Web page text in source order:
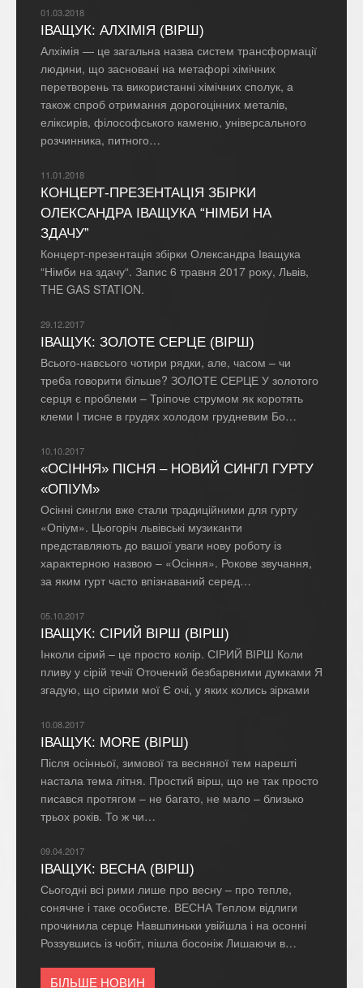
01.03.2018
ІВАЩУК: АЛХІМІЯ (ВІРШ)
Алхімія — це загальна назва систем трансформації
людини, що засновані на метафорі хімічних
перетворень та використанні хімічних сполук, а
також спроб отримання дорогоцінних металів,
еліксирів, філософського каменю, універсального
розчинника, питного…
11.01.2018
КОНЦЕРТ-ПРЕЗЕНТАЦІЯ ЗБІРКИ
ОЛЕКСАНДРА ІВАЩУКА “НІМБИ НА
ЗДАЧУ”
Концерт-презентація збірки Олександра Іващука
“Німби на здачу“. Запис 6 травня 2017 року, Львів,
THE GAS STATION​.
29.12.2017
ІВАЩУК: ЗОЛОТЕ СЕРЦЕ (ВІРШ)
Всього-навсього чотири рядки, але, часом – чи
треба говорити більше? ЗОЛОТЕ СЕРЦЕ У золотого
серця є проблеми – Тріпоче струмом як коротять
клеми І тисне в грудях холодом грудневим Бо…
10.10.2017
«ОСІННЯ» ПІСНЯ – НОВИЙ СИНГЛ ГУРТУ
«ОПІУМ»
Осінні сингли вже стали традиційними для гурту
«Опіум». Цьогоріч львівські музиканти
представляють до вашої уваги нову роботу із
характерною назвою – «Осіння». Рокове звучання,
за яким гурт часто впізнаваний серед…
05.10.2017
ІВАЩУК: СІРИЙ ВІРШ (ВІРШ)
Інколи сірий – це просто колір. СІРИЙ ВІРШ Коли
пливу у сірій течії Оточений безбарвними думками Я
згадую, що сірими мої Є очі, у яких колись зірками
10.08.2017
ІВАЩУК: MORE (ВІРШ)
Після осінньої, зимової та весняної тем нарешті
настала тема літня. Простий вірш, що не так просто
писався протягом – не багато, не мало – близько
трьох років. То ж чи…
09.04.2017
ІВАЩУК: ВЕСНА (ВІРШ)
Сьогодні всі рими лише про весну – про тепле,
сонячне і таке особисте. ВЕСНА Теплом відлиги
прочинила серце Навшпиньки увійшла і на осонні
Роззувшись із чобіт, пішла босоніж Лишаючи в…
БІЛЬШЕ НОВИН